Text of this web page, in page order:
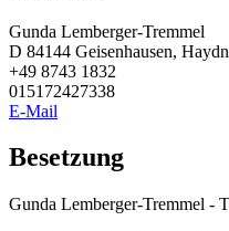
Gunda Lemberger-Tremmel
D 84144 Geisenhausen,
+49 8743 1832
015172427338
E-Mail
Besetzung
Gunda Lemberger-Tremmel -